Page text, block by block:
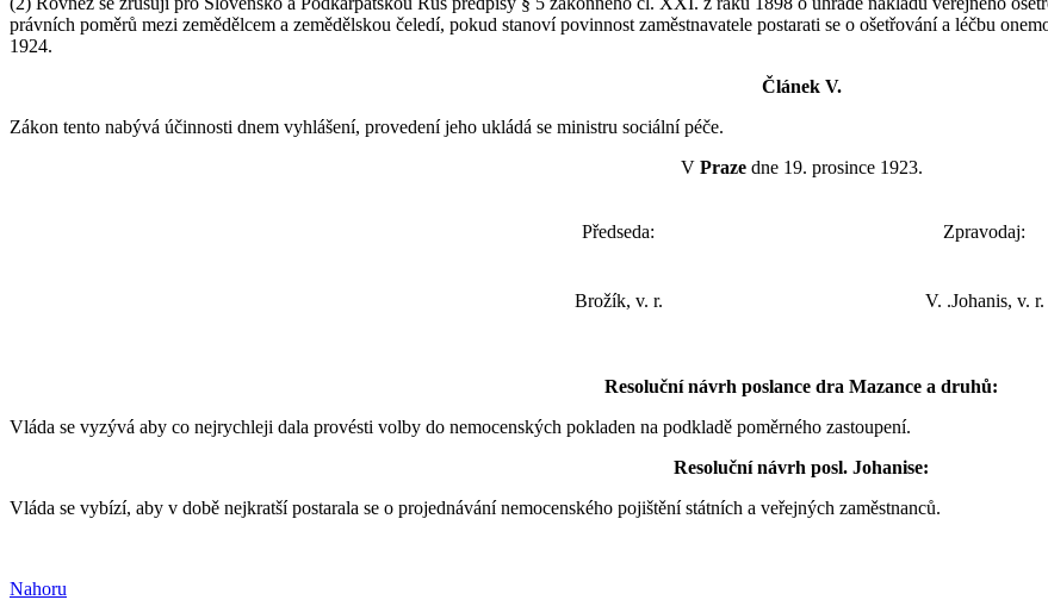
právních poměrů mezi zemědělcem a zemědělskou čeledí, pokud stanoví povinnost zaměstnavatele postarati se o ošetřování a léčbu
1924.
Článek V.
Zákon tento nabývá účinnosti dnem vyhlášení, provedení jeho ukládá se ministru sociální péče.
V Praze dne 19. prosince 1923.
Předseda: Zpravodaj:
Brožík, v. r. V. .Johanis, v. r.
Resoluční návrh poslance dra Mazance a druhů:
Vláda se vyzývá aby co nejrychleji dala provésti volby do nemocenských pokladen na podkladě poměrného zastoupení.
Resoluční návrh posl. Johanise:
Vláda se vybízí, aby v době nejkratší postarala se o projednávání nemocenského pojištění státních a veřejných zaměstnanců.
Nahoru